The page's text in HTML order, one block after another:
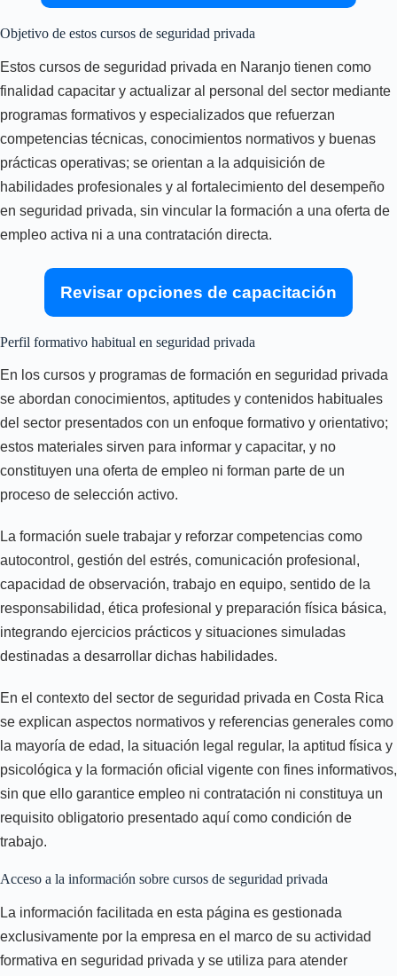
Objetivo de estos cursos de seguridad privada
Estos cursos de seguridad privada en Naranjo tienen como
finalidad capacitar y actualizar al personal del sector mediante
programas formativos y especializados que refuerzan
competencias técnicas, conocimientos normativos y buenas
prácticas operativas; se orientan a la adquisición de
habilidades profesionales y al fortalecimiento del desempeño
en seguridad privada, sin vincular la formación a una oferta de
empleo activa ni a una contratación directa.
Revisar opciones de capacitación
Perfil formativo habitual en seguridad privada
En los cursos y programas de formación en seguridad privada
se abordan conocimientos, aptitudes y contenidos habituales
del sector presentados con un enfoque formativo y orientativo;
estos materiales sirven para informar y capacitar, y no
constituyen una oferta de empleo ni forman parte de un
proceso de selección activo.
La formación suele trabajar y reforzar competencias como
autocontrol, gestión del estrés, comunicación profesional,
capacidad de observación, trabajo en equipo, sentido de la
responsabilidad, ética profesional y preparación física básica,
integrando ejercicios prácticos y situaciones simuladas
destinadas a desarrollar dichas habilidades.
En el contexto del sector de seguridad privada en Costa Rica
se explican aspectos normativos y referencias generales como
la mayoría de edad, la situación legal regular, la aptitud física y
psicológica y la formación oficial vigente con fines informativos,
sin que ello garantice empleo ni contratación ni constituya un
requisito obligatorio presentado aquí como condición de
trabajo.
Acceso a la información sobre cursos de seguridad privada
La información facilitada en esta página es gestionada
exclusivamente por la empresa en el marco de su actividad
formativa en seguridad privada y se utiliza para atender